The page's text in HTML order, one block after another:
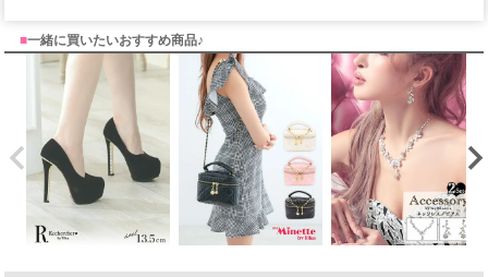
■一緒に買いたいおすすめ商品♪